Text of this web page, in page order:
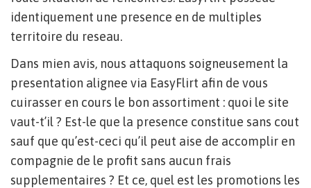
identiquement une presence en de multiples
territoire du reseau.
Dans mien avis, nous attaquons soigneusement la
presentation alignee via EasyFlirt afin de vous
cuirasser en cours le bon assortiment : quoi le site
vaut-t’il ? Est-le que la presence constitue sans cout
sauf que qu’est-ceci qu’il peut aise de accomplir en
compagnie de le profit sans aucun frais
supplementaires ? Et ce, quel est les promotions les